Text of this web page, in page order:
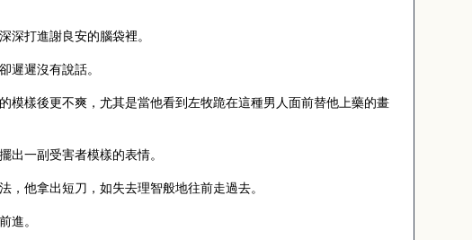
深打進謝良安的腦袋裡。
遲遲沒有說話。
模樣後更不爽，尤其是當他看到左牧跪在這種男人面前替他上藥的畫
出一副受害者模樣的表情。
他拿出短刀，如失去理智般地往前走過去。
進。